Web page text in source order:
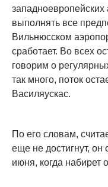
выполнять все
Вильнюсском
сработает. Во всех
говорим о
так много, поток
Василяускас.
По его словам,
еще не достигнут,
июня, когда набирет